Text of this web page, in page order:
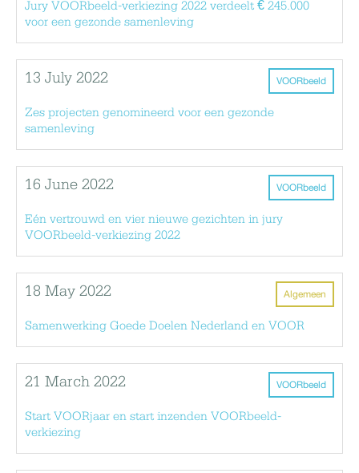
Jury VOORbeeld-verkiezing 2022 verdeelt € 245.000
voor een gezonde samenleving
VOORbeeld
13 July 2022
Zes projecten genomineerd voor een gezonde
samenleving
VOORbeeld
16 June 2022
Eén vertrouwd en vier nieuwe gezichten in jury
VOORbeeld-verkiezing 2022
Algemeen
18 May 2022
Samenwerking Goede Doelen Nederland en VOOR
VOORbeeld
21 March 2022
Start VOORjaar en start inzenden VOORbeeld-
verkiezing